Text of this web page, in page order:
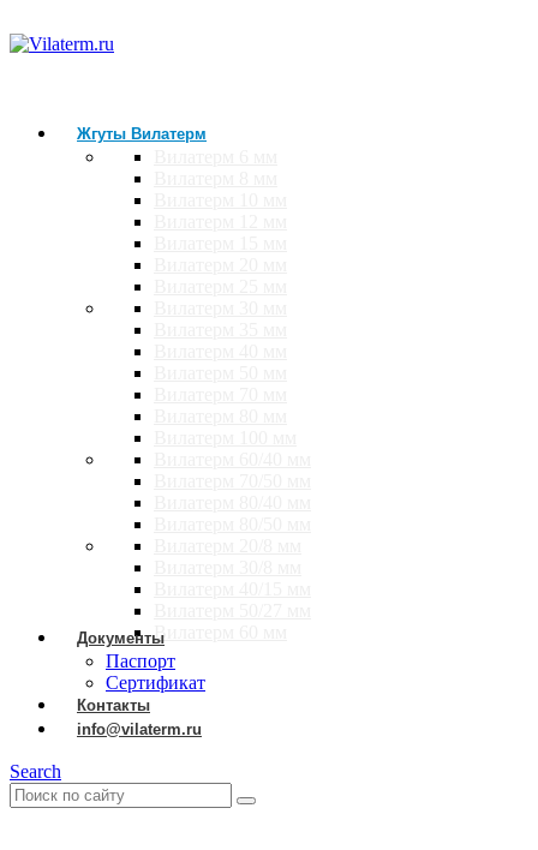
Жгуты Вилатерм
Вилатерм 60 мм
Документы
Паспорт
Сертификат
Контакты
info@vilaterm.ru
Search